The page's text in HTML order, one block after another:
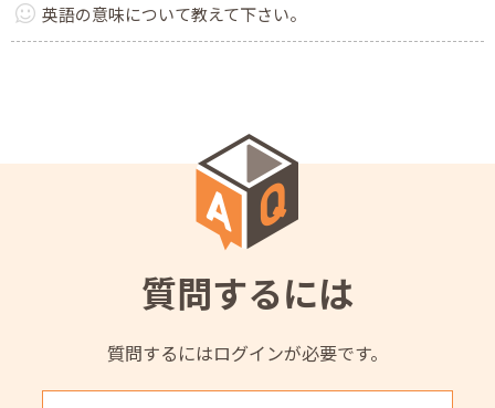
英語の意味について教えて下さい。
質問するには
質問するにはログインが必要です。